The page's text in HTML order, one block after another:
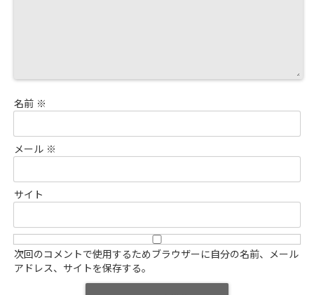
名前 ※
メール ※
サイト
次回のコメントで使用するためブラウザーに自分の名前、メール
アドレス、サイトを保存する。